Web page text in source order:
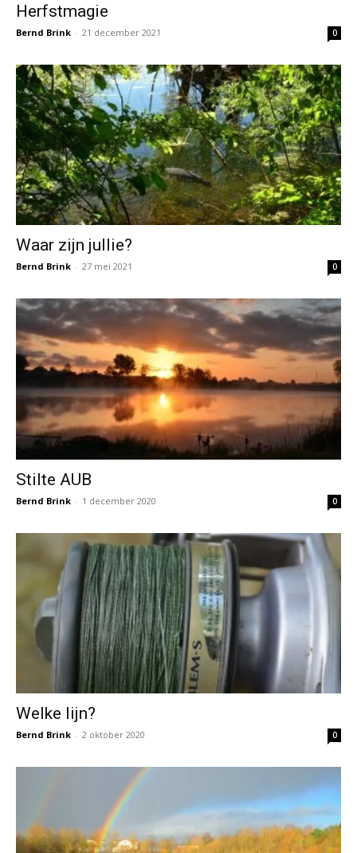
Herfstmagie
Bernd Brink - 21 december 2021 0
Waar zijn jullie?
Bernd Brink - 27 mei 2021 0
Stilte AUB
Bernd Brink - 1 december 2020 0
Welke lijn?
Bernd Brink - 2 oktober 2020 0